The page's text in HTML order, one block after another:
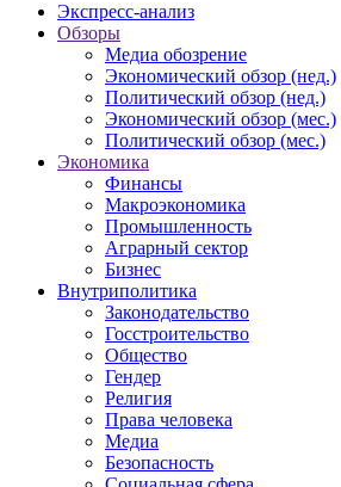
Экспресс-анализ
Обзоры
Медиа обозрение
Экономический обзор (нед.)
Политический обзор (нед.)
Экономический обзор (мес.)
Политический обзор (мес.)
Экономика
Финансы
Макроэкономика
Промышленность
Аграрный сектор
Бизнес
Внутриполитика
Законодательство
Госстроительство
Общество
Гендер
Религия
Права человека
Медиа
Безопасность